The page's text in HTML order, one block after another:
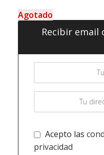
Agotado
Recibir email
Acepto las
privacidad